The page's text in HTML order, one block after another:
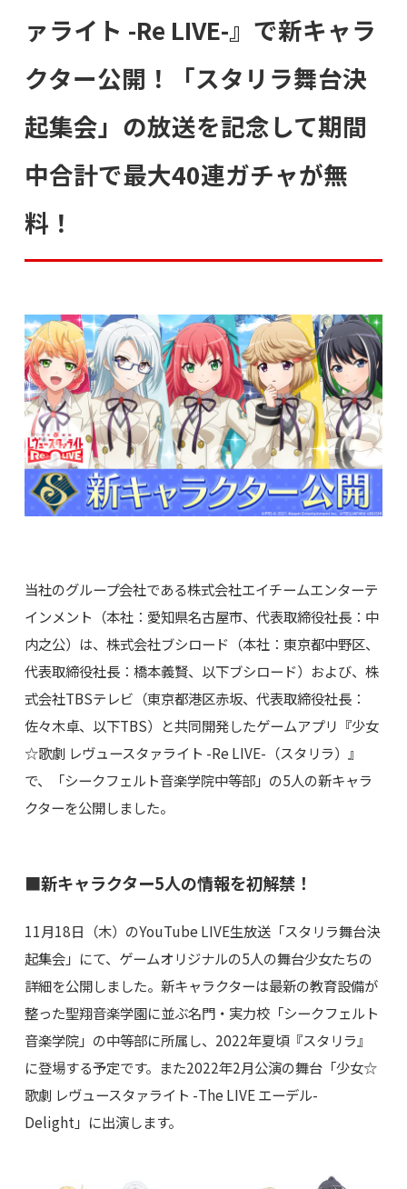
ァライト -Re LIVE-』で新キャラ
クター公開！「スタリラ舞台決
起集会」の放送を記念して期間
中合計で最大40連ガチャが無
料！
当社のグループ会社である株式会社エイチームエンターテ
インメント（本社：愛知県名古屋市、代表取締役社長：中
内之公）は、株式会社ブシロード（本社：東京都中野区、
代表取締役社長：橋本義賢、以下ブシロード）および、株
式会社TBSテレビ（東京都港区赤坂、代表取締役社長：
佐々木卓、以下TBS）と共同開発したゲームアプリ『少女
☆歌劇 レヴュースタァライト -Re LIVE-（スタリラ）』
で、「シークフェルト音楽学院中等部」の5人の新キャラ
クターを公開しました。
■新キャラクター5人の情報を初解禁！
11月18日（木）のYouTube LIVE生放送「スタリラ舞台決
起集会」にて、ゲームオリジナルの5人の舞台少女たちの
詳細を公開しました。新キャラクターは最新の教育設備が
整った聖翔音楽学園に並ぶ名門・実力校「シークフェルト
音楽学院」の中等部に所属し、2022年夏頃『スタリラ』
に登場する予定です。また2022年2月公演の舞台「少女☆
歌劇 レヴュースタァライト -The LIVE エーデル-
Delight」に出演します。